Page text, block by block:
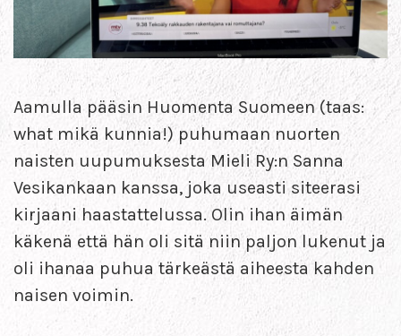
Aamulla pääsin Huomenta Suomeen (taas:
what mikä kunnia!) puhumaan nuorten
naisten uupumuksesta Mieli Ry:n Sanna
Vesikankaan kanssa, joka useasti siteerasi
kirjaani haastattelussa. Olin ihan äimän
käkenä että hän oli sitä niin paljon lukenut ja
oli ihanaa puhua tärkeästä aiheesta kahden
naisen voimin.